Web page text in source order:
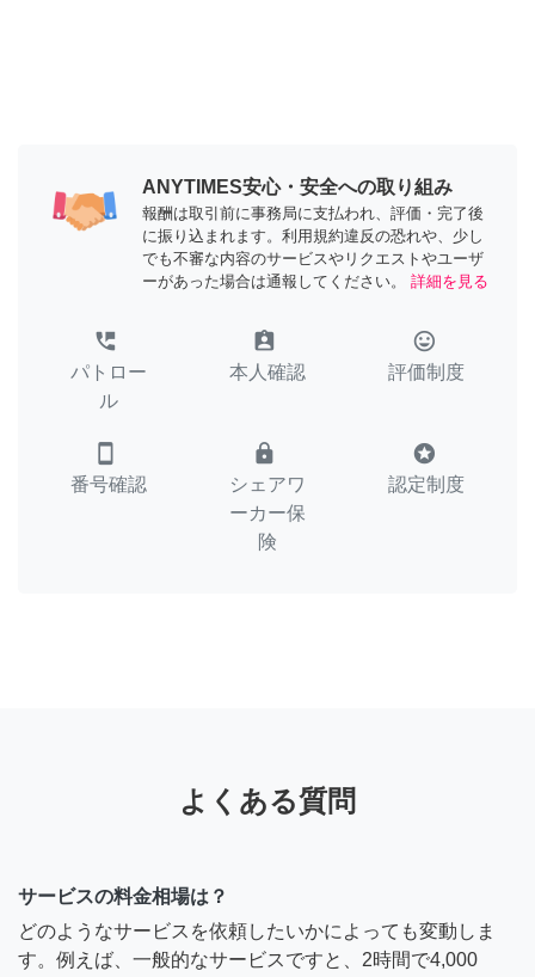
ANYTIMES安心・安全への取り組み
報酬は取引前に事務局に支払われ、評価・完了後
に振り込まれます。利用規約違反の恐れや、少し
でも不審な内容のサービスやリクエストやユーザ
ーがあった場合は通報してください。
詳細を見る
perm_phone_msg
パトロー
ル
assignment_ind
本人確認
tag_faces
評価制度
smartphone
番号確認
lock
シェアワ
ーカー保
険
stars
認定制度
よくある質問
サービスの料金相場は？
どのようなサービスを依頼したいかによっても変動しま
す。例えば、一般的なサービスですと、2時間で4,000